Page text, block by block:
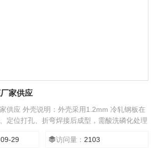
家供应
供应 外壳说明：外壳采用1.2mm 冷轧钢板在
定位打孔、折弯焊接后成型，需酸洗磷化处理
29 访问量： 2103